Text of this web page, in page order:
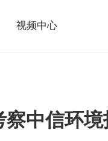
视频中心
中信环